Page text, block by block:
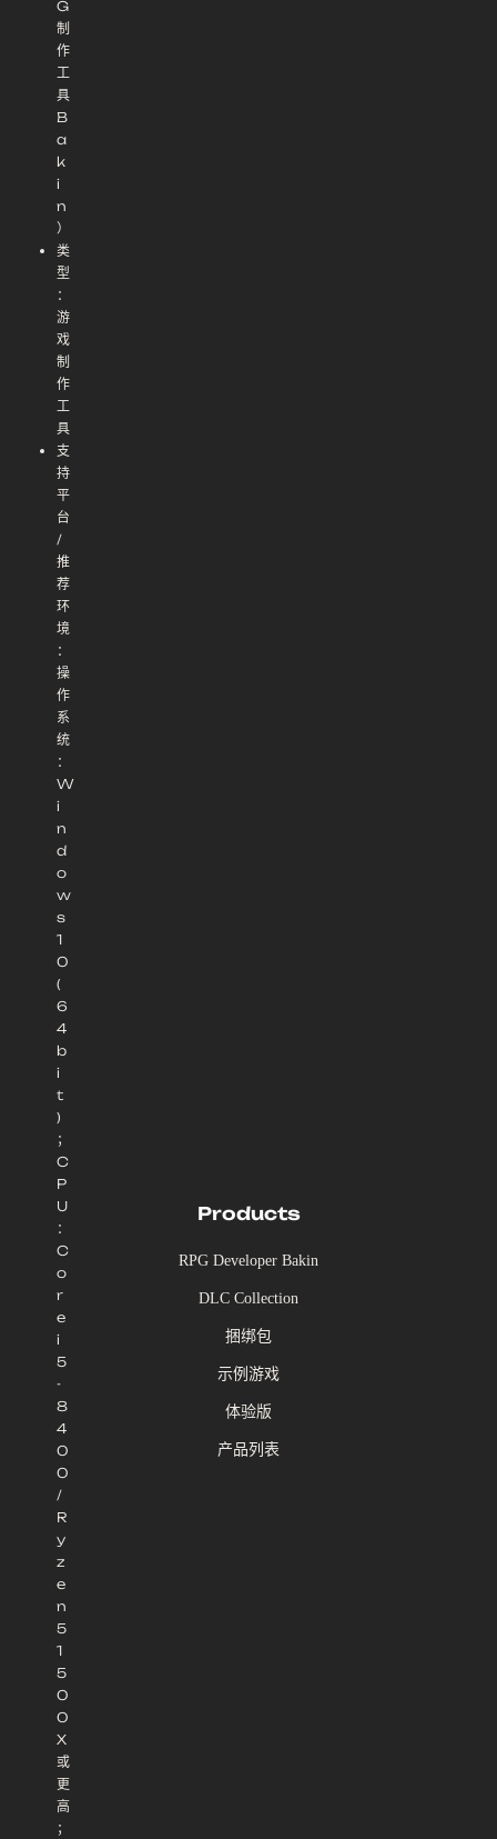
G
制
作
工
具
B
a
k
i
n
）
类
型
：
游
戏
制
作
工
具
支
持
平
台
/
推
荐
环
境
：
操
作
系
统
：
W
i
n
d
o
w
s
1
0
(
6
4
b
i
t
)
；
C
P
U
：
C
o
r
e
i
5
-
8
4
0
0
/
R
y
z
e
n
5
1
5
0
0
X
或
更
高
；
Products
RPG Developer Bakin
DLC Collection
捆绑包
示例游戏
体验版
产品列表